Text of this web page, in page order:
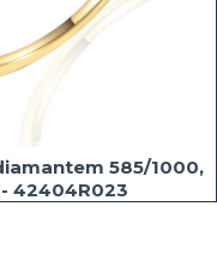
585/1000,
42404R023